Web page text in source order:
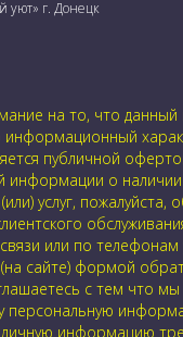
г. Донецк
на то, что данный
информационный
публичной
информации о
услуг, пожалуйста,
или по телефонам
(на сайте) формой
с тем что
персональную
информацию